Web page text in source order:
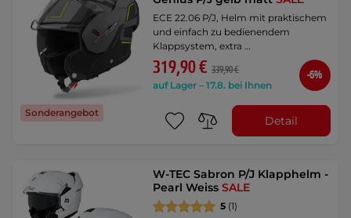
Sonderangebot
ECE 22.06 P/J, Helm mit praktischem
und einfach zu bedienendem
Klappsystem, extra …
319,90 € 339,90 €
auf Lager – 17.8. bei Ihnen
-6%
Detail
W-TEC Sabron P/J Klapphelm -
Pearl WeissSALE
5 (1)